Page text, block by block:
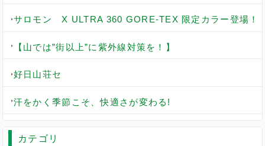
サロモン X ULTRA 360 GORE-TEX 限定カラー登場！
【山では”街以上”に紫外線対策を！】
好日山荘セ
汗をかく季節こそ、快適さが変わる!
カテゴリ